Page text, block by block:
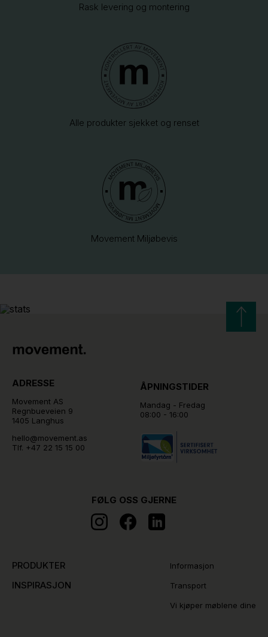
Rask levering og montering
Alle produkter sjekket og renset
Movement Miljøbevis
ADRESSE
Movement AS
Regnbueveien 9
1405 Langhus
hello@movement.as
Tlf. +47 22 15 15 00
ÅPNINGSTIDER
Mandag - Fredag
08:00 - 16:00
PRODUKTER
INSPIRASJON
Informasjon
Transport
Vi kjøper møblene dine
FØLG OSS GJERNE